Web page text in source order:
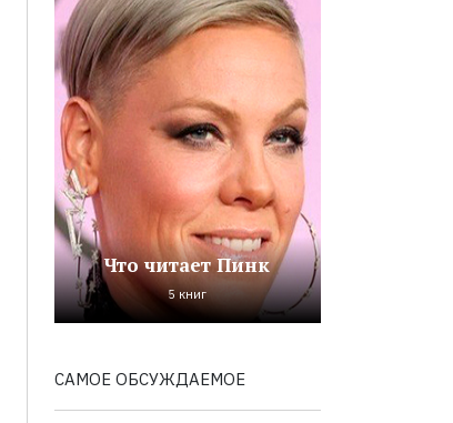
Что читает Пинк
5 книг
САМОЕ ОБСУЖДАЕМОЕ